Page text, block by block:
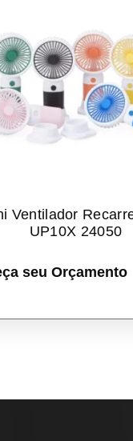
Ventilador
UP10X 24050
seu Orçamento